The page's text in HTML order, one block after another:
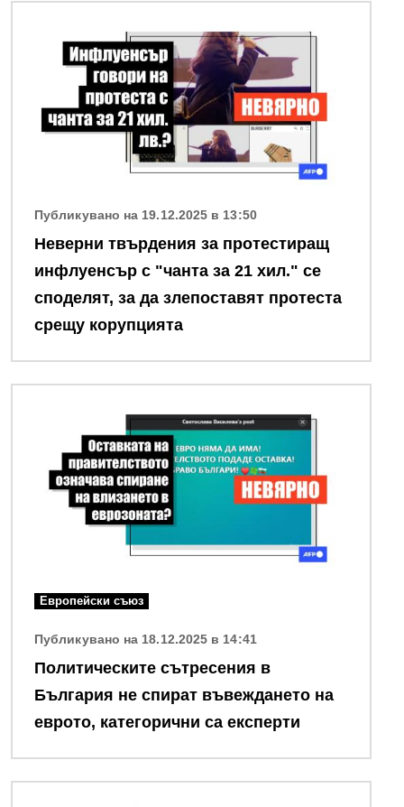
Публикувано на 19.12.2025 в 13:50
Неверни твърдения за протестиращ
инфлуенсър с "чанта за 21 хил." се
споделят, за да злепоставят протеста
срещу корупцията
Европейски съюз
Публикувано на 18.12.2025 в 14:41
Политическите сътресения в
България не спират въвеждането на
еврото, категорични са експерти